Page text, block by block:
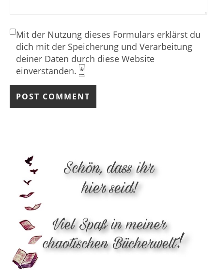
Mit der Nutzung dieses Formulars erklärst du
dich mit der Speicherung und Verarbeitung
deiner Daten durch diese Website
einverstanden. *